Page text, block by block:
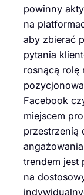
powinny
na
aby zbierać
pytania
rosnącą rolę
Facebook
miejscem
przestrzenią
trendem jest
na